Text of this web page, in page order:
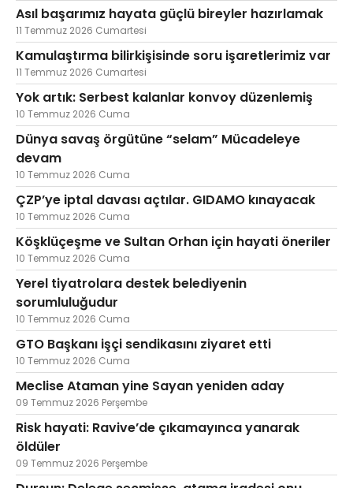
Asıl başarımız hayata güçlü bireyler hazırlamak
11 Temmuz 2026 Cumartesi
Kamulaştırma bilirkişisinde soru işaretlerimiz var
11 Temmuz 2026 Cumartesi
Yok artık: Serbest kalanlar konvoy düzenlemiş
10 Temmuz 2026 Cuma
Dünya savaş örgütüne “selam” Mücadeleye
devam
10 Temmuz 2026 Cuma
ÇZP’ye iptal davası açtılar. GIDAMO kınayacak
10 Temmuz 2026 Cuma
Köşklüçeşme ve Sultan Orhan için hayati öneriler
10 Temmuz 2026 Cuma
Yerel tiyatrolara destek belediyenin
sorumluluğudur
10 Temmuz 2026 Cuma
GTO Başkanı işçi sendikasını ziyaret etti
10 Temmuz 2026 Cuma
Meclise Ataman yine Sayan yeniden aday
09 Temmuz 2026 Perşembe
Risk hayati: Ravive’de çıkamayınca yanarak
öldüler
09 Temmuz 2026 Perşembe